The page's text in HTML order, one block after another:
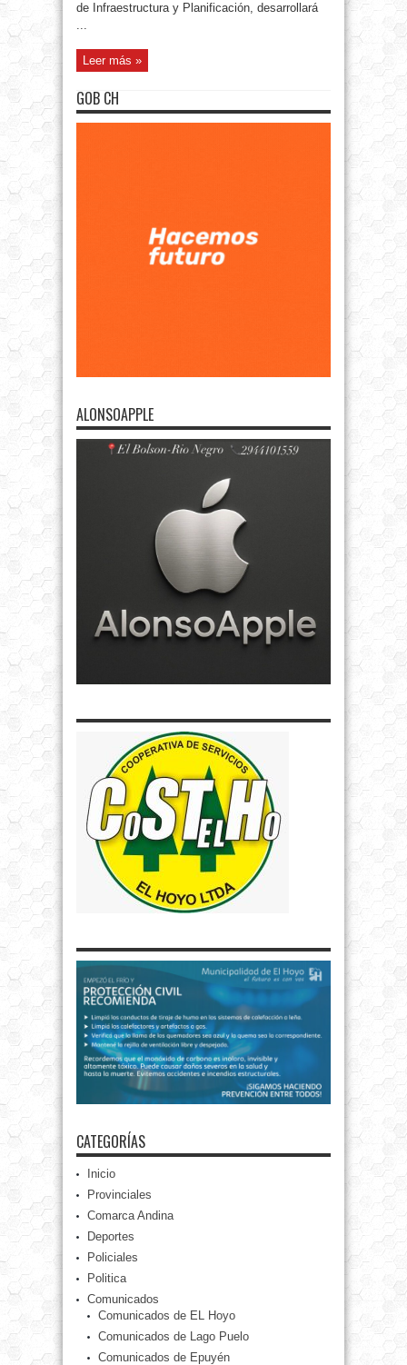
de Infraestructura y Planificación, desarrollará
...
Leer más »
GOB CH
ALONSOAPPLE
CATEGORÍAS
Inicio
Provinciales
Comarca Andina
Deportes
Policiales
Politica
Comunicados
Comunicados de EL Hoyo
Comunicados de Lago Puelo
Comunicados de Epuyén